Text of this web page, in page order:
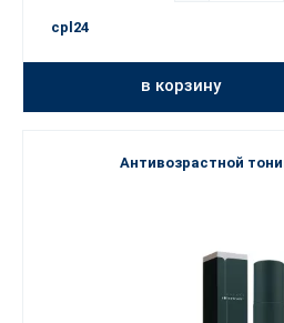
cpl24
в корзину
Антивозрастной